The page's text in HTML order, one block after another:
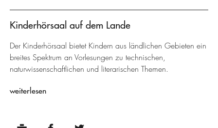
Kinderhörsaal auf dem Lande
Der Kinderhörsaal bietet Kindern aus ländlichen Gebieten ein
breites Spektrum an Vorlesungen zu technischen,
naturwissenschaftlichen und literarischen Themen.
weiterlesen